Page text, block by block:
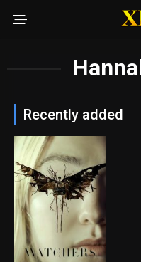
Recently added